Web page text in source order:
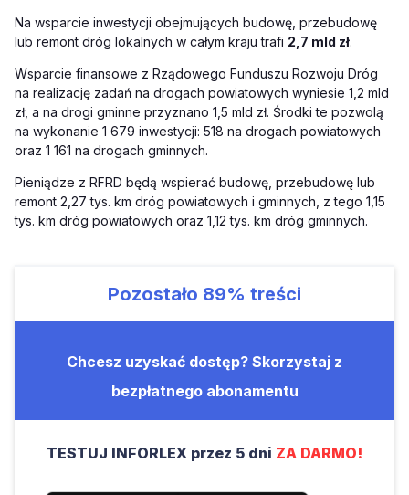
Na wsparcie inwestycji obejmujących budowę, przebudowę
lub remont dróg lokalnych w całym kraju trafi 2,7 mld zł.
Wsparcie finansowe z Rządowego Funduszu Rozwoju Dróg
na realizację zadań na drogach powiatowych wyniesie 1,2 mld
zł, a na drogi gminne przyznano 1,5 mld zł. Środki te pozwolą
na wykonanie 1 679 inwestycji: 518 na drogach powiatowych
oraz 1 161 na drogach gminnych.
Pieniądze z RFRD będą wspierać budowę, przebudowę lub
remont 2,27 tys. km dróg powiatowych i gminnych, z tego 1,15
tys. km dróg powiatowych oraz 1,12 tys. km dróg gminnych.
Pozostało 89% treści
Chcesz uzyskać dostęp? Skorzystaj z
bezpłatnego abonamentu
TESTUJ INFORLEX przez 5 dni ZA DARMO!